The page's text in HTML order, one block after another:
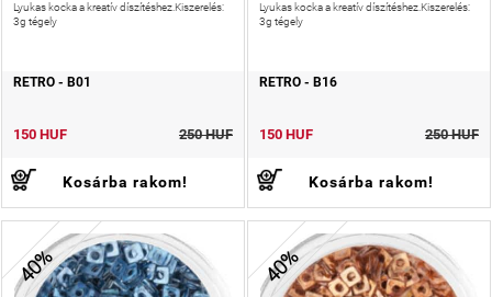
Lyukas kocka a kreatív díszítéshez.Kiszerelés:
3g tégely
RETRO - B01
150 HUF 250 HUF
Kosárba rakom!
Lyukas kocka a kreatív díszítéshez.Kiszerelés:
3g tégely
RETRO - B16
150 HUF 250 HUF
Kosárba rakom!
40% 40%